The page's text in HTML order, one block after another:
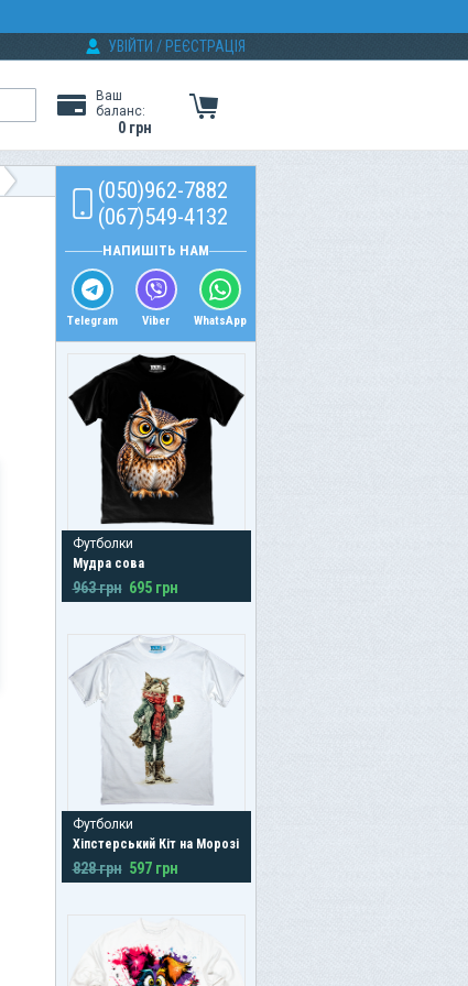
УВІЙТИ / РЕЄСТРАЦІЯ
Ваш
баланс:
0 грн
(050)962-7882
(067)549-4132
НАПИШІТЬ НАМ
Telegram Viber WhatsApp
Футболки
Мудра сова
963 грн 695 грн
Футболки
Хіпстерський Кіт на Морозі
828 грн 597 грн